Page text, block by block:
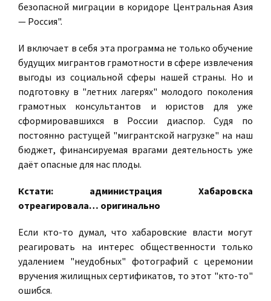
безопасной миграции в коридоре Центральная Азия
— Россия".
И включает в себя эта программа не только обучение
будущих мигрантов грамотности в сфере извлечения
выгоды из социальной сферы нашей страны. Но и
подготовку в "летних лагерях" молодого поколения
грамотных консультантов и юристов для уже
сформировавшихся в России диаспор. Судя по
постоянно растущей "мигрантской нагрузке" на наш
бюджет, финансируемая врагами деятельность уже
даёт опасные для нас плоды.
Кстати: администрация Хабаровска
отреагировала… оригинально
Если кто-то думал, что хабаровские власти могут
реагировать на интерес общественности только
удалением "неудобных" фотографий с церемонии
вручения жилищных сертификатов, то этот "кто-то"
ошибся.